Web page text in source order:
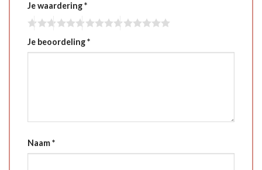
Je waardering*
Je beoordeling*
Naam*